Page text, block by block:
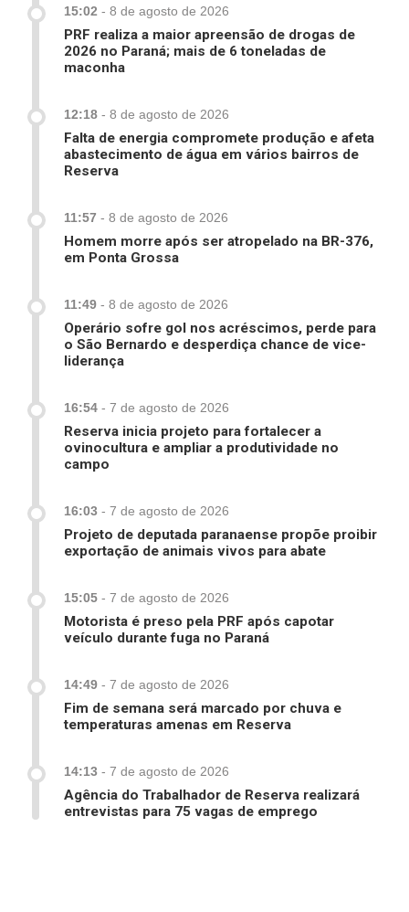
15:02 - 8 de agosto de 2026
PRF realiza a maior apreensão de drogas de
2026 no Paraná; mais de 6 toneladas de
maconha
12:18 - 8 de agosto de 2026
Falta de energia compromete produção e afeta
abastecimento de água em vários bairros de
Reserva
11:57 - 8 de agosto de 2026
Homem morre após ser atropelado na BR-376,
em Ponta Grossa
11:49 - 8 de agosto de 2026
Operário sofre gol nos acréscimos, perde para
o São Bernardo e desperdiça chance de vice-
liderança
16:54 - 7 de agosto de 2026
Reserva inicia projeto para fortalecer a
ovinocultura e ampliar a produtividade no
campo
16:03 - 7 de agosto de 2026
Projeto de deputada paranaense propõe proibir
exportação de animais vivos para abate
15:05 - 7 de agosto de 2026
Motorista é preso pela PRF após capotar
veículo durante fuga no Paraná
14:49 - 7 de agosto de 2026
Fim de semana será marcado por chuva e
temperaturas amenas em Reserva
14:13 - 7 de agosto de 2026
Agência do Trabalhador de Reserva realizará
entrevistas para 75 vagas de emprego